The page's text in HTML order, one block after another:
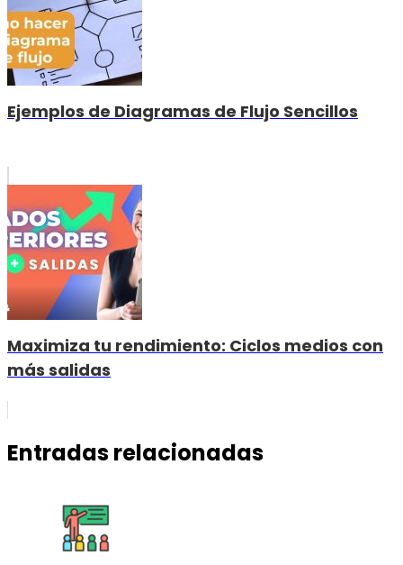
Ejemplos de Diagramas de Flujo Sencillos
Maximiza tu rendimiento: Ciclos medios con
más salidas
Entradas relacionadas